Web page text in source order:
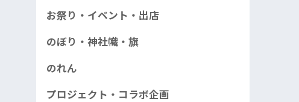
お祭り・イベント・出店
のぼり・神社幟・旗
のれん
プロジェクト・コラボ企画